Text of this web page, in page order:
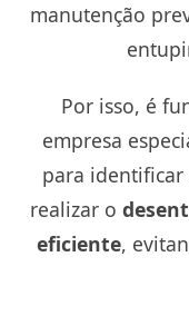
manutenção
Por isso, é
empresa
para identificar
realizar o
eficiente,